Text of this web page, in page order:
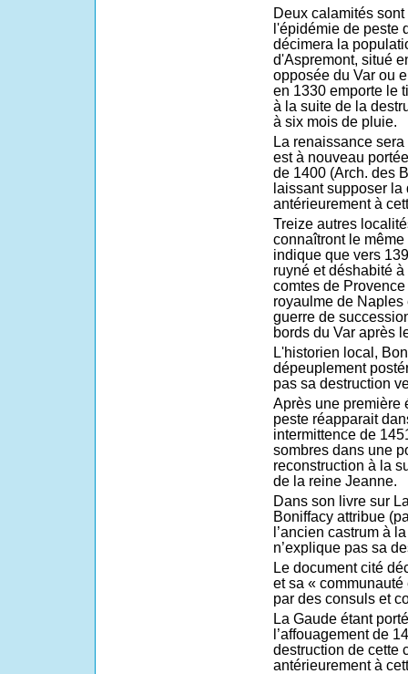
Deux calamités
l'épidémie de peste
décimera la
d'Aspremont, situé
opposée du Var ou
en 1330 emporte le
à la suite de la
à six mois de pluie.
La renaissance
est à nouveau
de 1400 (Arch. des
laissant supposer
antérieurement à
Treize autres
connaîtront le
indique que vers
ruyné et déshabité
comtes de
royaulme de Naples
guerre de
bords du Var après
L'historien local,
dépeuplement
pas sa destruction
Après une première
peste réapparait
intermittence de
sombres dans une
reconstruction à la
de la reine Jeanne.
Dans son livre sur
Boniffacy attribue
l’ancien castrum à
n’explique pas sa
Le document cité
et sa «
par des consuls et
La Gaude étant
l’affouagement de
destruction de cette
antérieurement à